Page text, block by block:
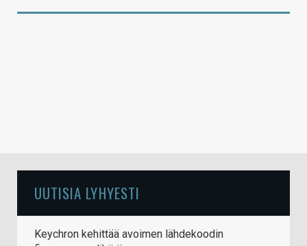
UUTISIA LYHYESTI
Keychron kehittää avoimen lähdekoodin